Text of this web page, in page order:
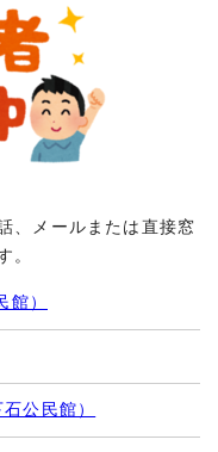
、メールまたは直接窓
。
）
公民館）